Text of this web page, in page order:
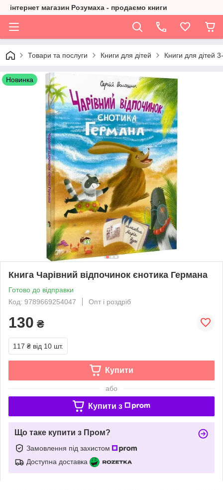
інтернет магазин Розумаха - продаємо книги
Товари та послуги Книги для дітей Книги для дітей
Новинка
Книга Чарівний відпочинок єнотика Германа
Готово до відправки
Код: 9789669254047
Опт і роздріб
130 ₴
117 ₴ від 10 шт.
Купити
або
Купити з
Що таке купити з Пром?
Замовлення під захистом
Доступна доставка